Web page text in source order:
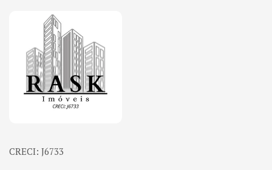
Página inicial
CRECI: J6733